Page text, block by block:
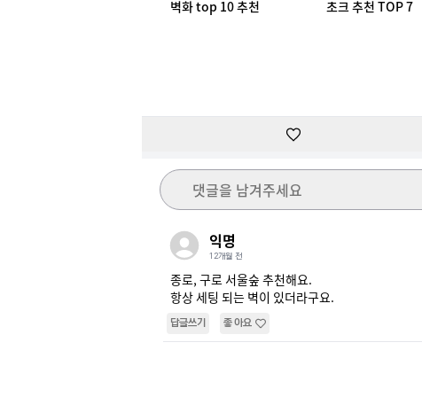
벽화 top 10 추천
초크 추천 TOP 7
댓글을 남겨주세요
익명
12개월 전
종로, 구로 서울숲 추천해요.
항상 세팅 되는 벽이 있더라구요.
답글쓰기 좋아요